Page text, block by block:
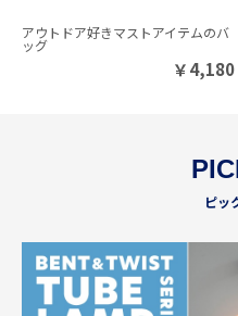
アウトドア好きマストアイテムのバ
ッグ
￥4,180
ピッ